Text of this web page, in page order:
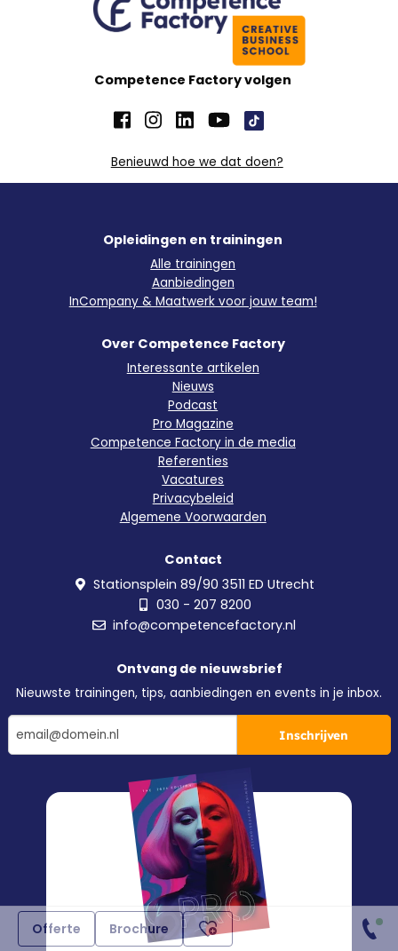
Offerte Brochure
Competence Factory volgen
Benieuwd hoe we dat doen?
Opleidingen en trainingen
Alle trainingen
Aanbiedingen
InCompany & Maatwerk voor jouw team!
Over Competence Factory
Interessante artikelen
Nieuws
Podcast
Pro Magazine
Competence Factory in de media
Referenties
Vacatures
Privacybeleid
Algemene Voorwaarden
Contact
Stationsplein 89/90 3511 ED Utrecht
030 - 207 8200
info@competencefactory.nl
Ontvang de nieuwsbrief
Nieuwste trainingen, tips, aanbiedingen en events in je inbox.
Inschrijven